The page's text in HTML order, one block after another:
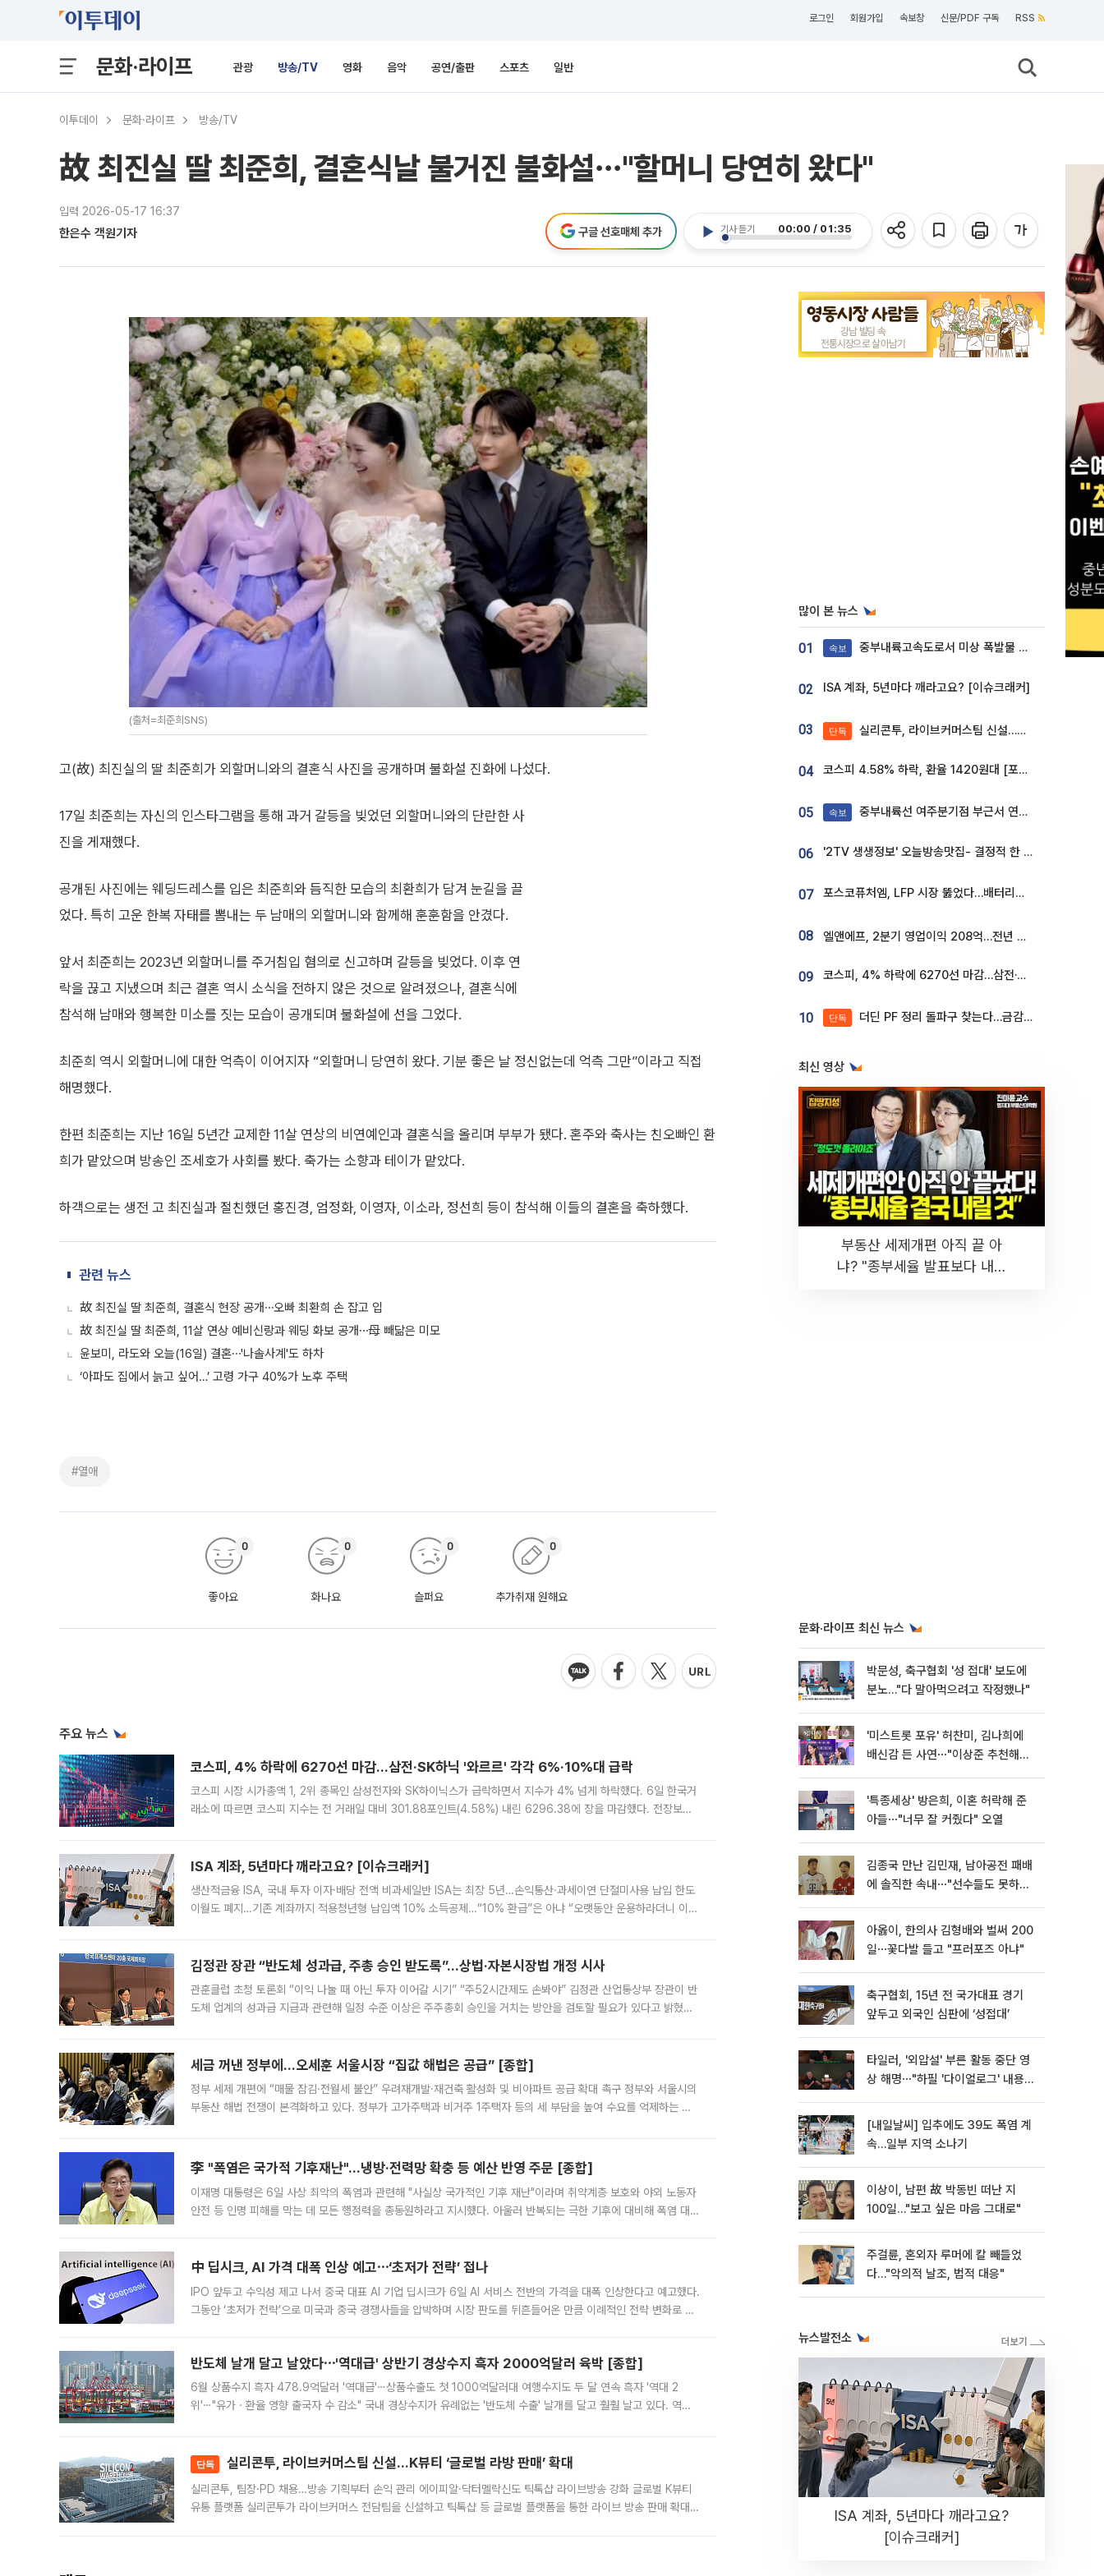
로그인 회원가입 속보창 신문/PDF 구독 RSS
문화·라이프 관광 방송/TV 영화 음악 공연/출판 스포츠 일반
이투데이 문화·라이프 방송/TV
故 최진실 딸 최준희, 결혼식날 불거진 불화설⋯"할머니 당연히 왔다"
입력 2026-05-17 16:37
한은수 객원기자 기사 듣기 00:00 / 01:35
구글 선호매체 추가
(출처=최준희SNS)
고(故) 최진실의 딸 최준희가 외할머니와의 결혼식 사진을 공개하며 불화설 진화에 나섰다.
17일 최준희는 자신의 인스타그램을 통해 과거 갈등을 빚었던 외할머니와의 단란한 사
진을 게재했다.
공개된 사진에는 웨딩드레스를 입은 최준희와 듬직한 모습의 최환희가 담겨 눈길을 끌
었다. 특히 고운 한복 자태를 뽐내는 두 남매의 외할머니와 함께해 훈훈함을 안겼다.
앞서 최준희는 2023년 외할머니를 주거침입 혐의로 신고하며 갈등을 빚었다. 이후 연
락을 끊고 지냈으며 최근 결혼 역시 소식을 전하지 않은 것으로 알려졌으나, 결혼식에
참석해 남매와 행복한 미소를 짓는 모습이 공개되며 불화설에 선을 그었다.
최준희 역시 외할머니에 대한 억측이 이어지자 “외할머니 당연히 왔다. 기분 좋은 날 정신없는데 억측 그만”이라고 직접
해명했다.
한편 최준희는 지난 16일 5년간 교제한 11살 연상의 비연예인과 결혼식을 올리며 부부가 됐다. 혼주와 축사는 친오빠인 환
희가 맡았으며 방송인 조세호가 사회를 봤다. 축가는 소향과 테이가 맡았다.
하객으로는 생전 고 최진실과 절친했던 홍진경, 엄정화, 이영자, 이소라, 정선희 등이 참석해 이들의 결혼을 축하했다.
관련 뉴스
故 최진실 딸 최준희, 결혼식 현장 공개⋯오빠 최환희 손 잡고 입
故 최진실 딸 최준희, 11살 연상 예비신랑과 웨딩 화보 공개⋯母 빼닮은 미모
윤보미, 라도와 오늘(16일) 결혼⋯'나솔사계'도 하차
‘아파도 집에서 늙고 싶어…’ 고령 가구 40%가 노후 주택
#열애
좋아요
0
화나요
0
슬퍼요
0
추가취재 원해요
0
주요 뉴스
코스피, 4% 하락에 6270선 마감…삼전·SK하닉 '와르르' 각각 6%·10%대 급락
코스피 시장 시가총액 1, 2위 종목인 삼성전자와 SK하이닉스가 급락하면서 지수가 4% 넘게 하락했다. 6일 한국거
래소에 따르면 코스피 지수는 전 거래일 대비 301.88포인트(4.58%) 내린 6296.38에 장을 마감했다. 전장보다
ISA 계좌, 5년마다 깨라고요? [이슈크래커]
생산적금융 ISA, 국내 투자 이자·배당 전액 비과세일반 ISA는 최장 5년…손익통산·과세이연 단절미사용 납입 한도
이월도 폐지…기존 계좌까지 적용청년형 납입액 10% 소득공제…“10% 환급”은 아냐 “오랫동안 운용하라더니 이제
김정관 장관 “반도체 성과급, 주총 승인 받도록”…상법·자본시장법 개정 시사
관훈클럽 초청 토론회 “이익 나눌 때 아닌 투자 이어갈 시기” “주52시간제도 손봐야” 김정관 산업통상부 장관이 반
도체 업계의 성과급 지급과 관련해 일정 수준 이상은 주주총회 승인을 거치는 방안을 검토할 필요가 있다고 밝혔다.
세금 꺼낸 정부에…오세훈 서울시장 “집값 해법은 공급” [종합]
정부 세제 개편에 “매물 잠김·전월세 불안” 우려재개발·재건축 활성화 및 비아파트 공급 확대 촉구 정부와 서울시의
부동산 해법 전쟁이 본격화하고 있다. 정부가 고가주택과 비거주 1주택자 등의 세 부담을 높여 수요를 억제하는 카
李 "폭염은 국가적 기후재난"…냉방·전력망 확충 등 예산 반영 주문 [종합]
이재명 대통령은 6일 사상 최악의 폭염과 관련해 "사실상 국가적인 기후 재난"이라며 취약계층 보호와 야외 노동자
안전 등 인명 피해를 막는 데 모든 행정력을 총동원하라고 지시했다. 아울러 반복되는 극한 기후에 대비해 폭염 대응
中 딥시크, AI 가격 대폭 인상 예고⋯‘초저가 전략’ 접나
IPO 앞두고 수익성 제고 나서 중국 대표 AI 기업 딥시크가 6일 AI 서비스 전반의 가격을 대폭 인상한다고 예고했다.
그동안 ‘초저가 전략’으로 미국과 중국 경쟁사들을 압박하며 시장 판도를 뒤흔들어온 만큼 이례적인 전략 변화로 평
반도체 날개 달고 날았다⋯'역대급' 상반기 경상수지 흑자 2000억달러 육박 [종합]
6월 상품수지 흑자 478.9억달러 '역대급'⋯상품수출도 첫 1000억달러대 여행수지도 두 달 연속 흑자 '역대 2
위'⋯"유가ㆍ환율 영향 출국자 수 감소" 국내 경상수지가 유례없는 '반도체 수출' 날개를 달고 훨훨 날고 있다. 역대
단독 실리콘투, 라이브커머스팀 신설…K뷰티 ‘글로벌 라방 판매’ 확대
실리콘투, 팀장·PD 채용…방송 기획부터 손익 관리 에이피알·닥터멜락신도 틱톡샵 라이브방송 강화 글로벌 K뷰티
유통 플랫폼 실리콘투가 라이브커머스 전담팀을 신설하고 틱톡샵 등 글로벌 플랫폼을 통한 라이브 방송 판매 확대에
많이 본 뉴스
01 속보 중부내륙고속도로서 미상 폭발물 발견
02 ISA 계좌, 5년마다 깨라고요? [이슈크래커]
03 단독 실리콘투, 라이브커머스팀 신설…K뷰티 ‘글로벌 판매망’ 확대[K뷰티 라방戰]
04 코스피 4.58% 하락, 환율 1420원대 [포토]
05 속보 중부내륙선 여주분기점 부근서 연이은 추돌사고 발생
06 '2TV 생생정보' 오늘방송맛집- 결정적 한 수, 3종 메밀면! 메밀 소바 맛집 '의○○○○'
07 포스코퓨처엠, LFP 시장 뚫었다…배터리사와 대규모 장기 공급 합의
08 엘앤에프, 2분기 영업이익 208억…전년 比 흑자전환
09 코스피, 4% 하락에 6270선 마감…삼전·SK하닉 '와르르' 각각 6%·10%대 급락
10 단독 더딘 PF 정리 돌파구 찾는다…금감원, 1년 반 만에 매각설명회 재개
최신 영상
부동산 세제개편 아직 끝 아
냐? "종부세율 발표보다 내릴
문화·라이프 최신 뉴스
박문성, 축구협회 '성 접대' 보도에
분노…"다 말아먹으려고 작정했나"
'미스트롯 포유' 허찬미, 김나희에
배신감 든 사연⋯"이상준 추천해주
'특종세상' 방은희, 이혼 허락해 준
아들⋯"너무 잘 커줬다" 오열
김종국 만난 김민재, 남아공전 패배
에 솔직한 속내⋯"선수들도 못하긴
아옳이, 한의사 김형배와 벌써 200
일⋯꽃다발 들고 "프러포즈 아냐"
축구협회, 15년 전 국가대표 경기
앞두고 외국인 심판에 ‘성접대’
타일러, '외압설' 부른 활동 중단 영
상 해명⋯"하필 '다이얼로그' 내용이
[내일날씨] 입추에도 39도 폭염 계
속…일부 지역 소나기
이상이, 남편 故 박동빈 떠난 지
100일…"보고 싶은 마음 그대로"
주걸륜, 혼외자 루머에 칼 빼들었
다…"악의적 날조, 법적 대응"
뉴스발전소
ISA 계좌, 5년마다 깨라고요?
[이슈크래커]